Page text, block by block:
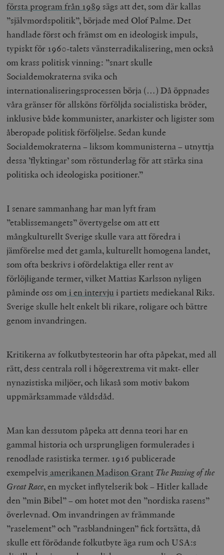
första program från 1989 sägs att det, som där kallas
”självmordspolitik”, började med Olof Palme. Det
handlade först och främst om en ideologisk impuls,
typiskt för 1960-talets vänsterradikalisering, men också
om krass politisk vinning: ”snart skulle
Socialdemokraterna svika och
internationaliseringsprocessen börja (…) Då öppnades
våra gränser för allsköns förföljda socialistiska bröder,
inklusive både kommunister, anarkister och ligister som
åberopade politisk förföljelse. Sedan kunde
Socialdemokraterna – liksom kommunisterna – utnyttja
dessa ’flyktingar’ som röstunderlag för att stärka sina
politiska och ideologiska positioner.”
I senare sammanhang har man lyft fram
”etablissemangets” övertygelse om att ett
mångkulturellt Sverige skulle vara att föredra i
jämförelse med det gamla, kulturellt homogena landet,
som ofta beskrivs i ofördelaktiga eller rent av
förlöjligande termer, vilket Mattias Karlsson nyligen
påminde oss omi en intervju i partiets mediekanal Riks.
Sverige skulle helt enkelt bli rikare, roligare och bättre
genom invandringen.
Kritikerna av folkutbytesteorin har ofta påpekat, med all
rätt, dess centrala roll i högerextrema vit makt- eller
nynazistiska miljöer, och likaså som motiv bakom
uppmärksammade våldsdåd.
Man kan dessutom påpeka att denna teori har en
gammal historia och ursprungligen formulerades i
renodlade rasistiska termer. 1916 publicerade
exempelvis amerikanen Madison Grant The Passing of the
Great Race, en mycket inflytelserik bok – Hitler kallade
den ”min Bibel” – om hotet mot den ”nordiska rasens”
överlevnad. Om invandringen av främmande
”raselement” och ”rasblandningen” fick fortsätta, då
skulle ett förödande folkutbyte äga rum och USA:s